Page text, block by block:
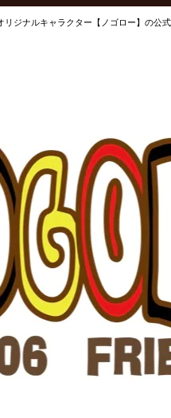
ジナルキャラクター【ノゴロー】の公